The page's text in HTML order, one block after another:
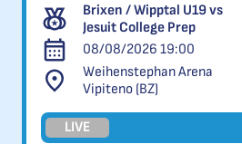
Brixen / Wipptal U19 vs
Jesuit College Prep
08/08/2026 19:00
Weihenstephan Arena
Vipiteno (BZ)
LIVE